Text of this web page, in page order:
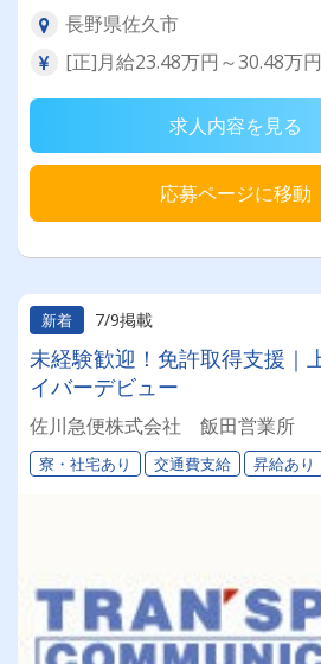
長野県佐久市
[正]月給23.48万円～30.48万円
求人内容を見る
応募ページに移動
新着 7/9掲載
未経験歓迎！免許取得支援｜
イバーデビュー
佐川急便株式会社 飯田営業所
寮・社宅あり 交通費支給 昇給あり